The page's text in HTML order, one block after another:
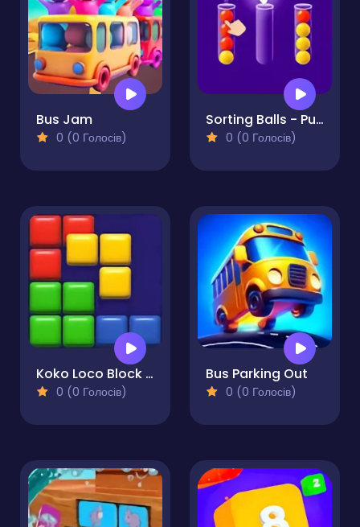
Bus Jam
0 (0 Голосів)
Sorting Balls - Puzzle
0 (0 Голосів)
Koko Loco Block Blast
0 (0 Голосів)
Bus Parking Out
0 (0 Голосів)